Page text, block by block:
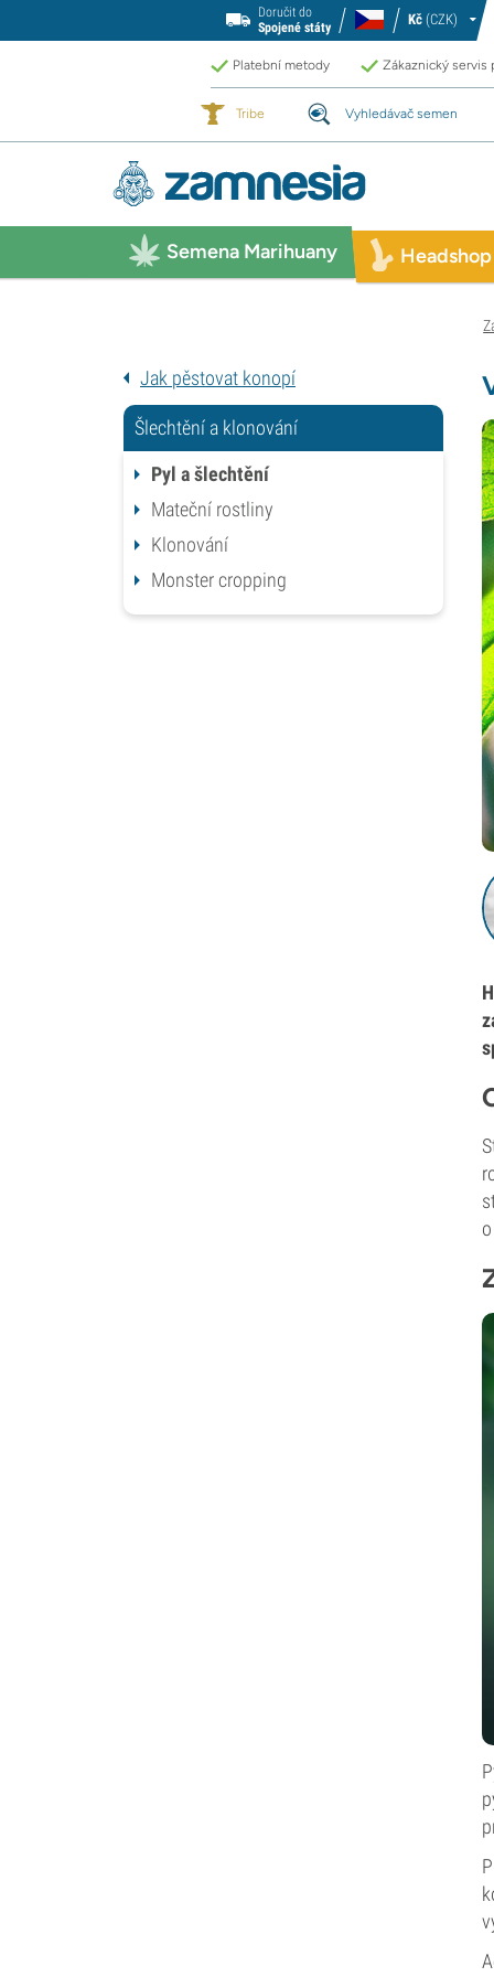
Doručit do
Spojené státy
Kč (CZK)
Platební metody Zákaznický servis
Tribe Vyhledávač semen
Semena Marihuany Headshop
Jak pěstovat konopí
Šlechtění a klonování
Pyl a šlechtění
Mateční rostliny
Klonování
Monster cropping